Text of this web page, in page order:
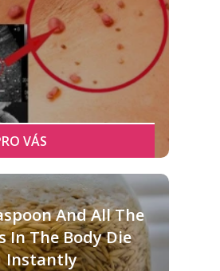
And All The
In The Body Die
Instantly